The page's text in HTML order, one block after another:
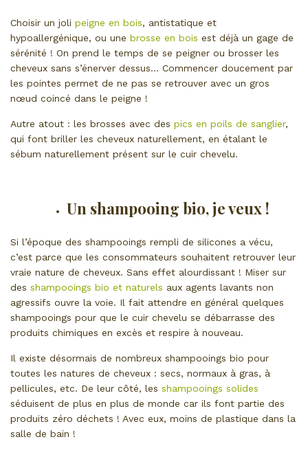
Choisir un joli peigne en bois, antistatique et
hypoallergénique, ou une brosse en bois est déjà un gage de
sérénité ! On prend le temps de se peigner ou brosser les
cheveux sans s’énerver dessus… Commencer doucement par
les pointes permet de ne pas se retrouver avec un gros
nœud coincé dans le peigne !
Autre atout : les brosses avec des pics en poils de sanglier,
qui font briller les cheveux naturellement, en étalant le
sébum naturellement présent sur le cuir chevelu.
Un shampooing bio, je veux !
Si l’époque des shampooings rempli de silicones a vécu,
c’est parce que les consommateurs souhaitent retrouver leur
vraie nature de cheveux. Sans effet alourdissant ! Miser sur
des shampooings bio et naturels aux agents lavants non
agressifs ouvre la voie. Il fait attendre en général quelques
shampooings pour que le cuir chevelu se débarrasse des
produits chimiques en excès et respire à nouveau.
Il existe désormais de nombreux shampooings bio pour
toutes les natures de cheveux : secs, normaux à gras, à
pellicules, etc. De leur côté, les shampooings solides
séduisent de plus en plus de monde car ils font partie des
produits zéro déchets ! Avec eux, moins de plastique dans la
salle de bain !